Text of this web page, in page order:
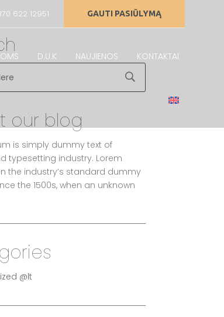
622 12951 GAUTI PASIŪLYMĄ
D.U.K NAUJIENOS KONTAKTAI
our blog
is simply dummy text of
typesetting industry. Lorem
the industry’s standard dummy
the 1500s, when an unknown
@lt